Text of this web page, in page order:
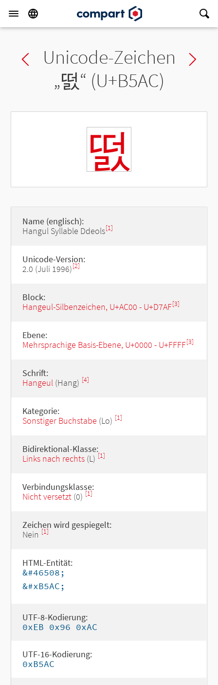
Previous char
Unicode-Zeichen
„떬“ (U+B5AC)
떬
Name (englisch):
Hangul Syllable Ddeols[1]
Unicode-Version:
2.0 (Juli 1996)[2]
Block:
Hangeul-Silbenzeichen, U+AC00 - U+D7AF[3]
Ebene:
Mehrsprachige Basis-Ebene, U+0000 - U+FFFF[3]
Schrift:
Hangeul(Hang) [4]
Kategorie:
Sonstiger Buchstabe (Lo) [1]
Bidirektional-Klasse:
Links nach rechts(L) [1]
Verbindungsklasse:
Nicht versetzt(0) [1]
Zeichen wird gespiegelt:
Nein [1]
HTML-Entität:
&#46508;
&#xB5AC;
UTF-8-Kodierung:
0xEB 0x96 0xAC
UTF-16-Kodierung:
0xB5AC